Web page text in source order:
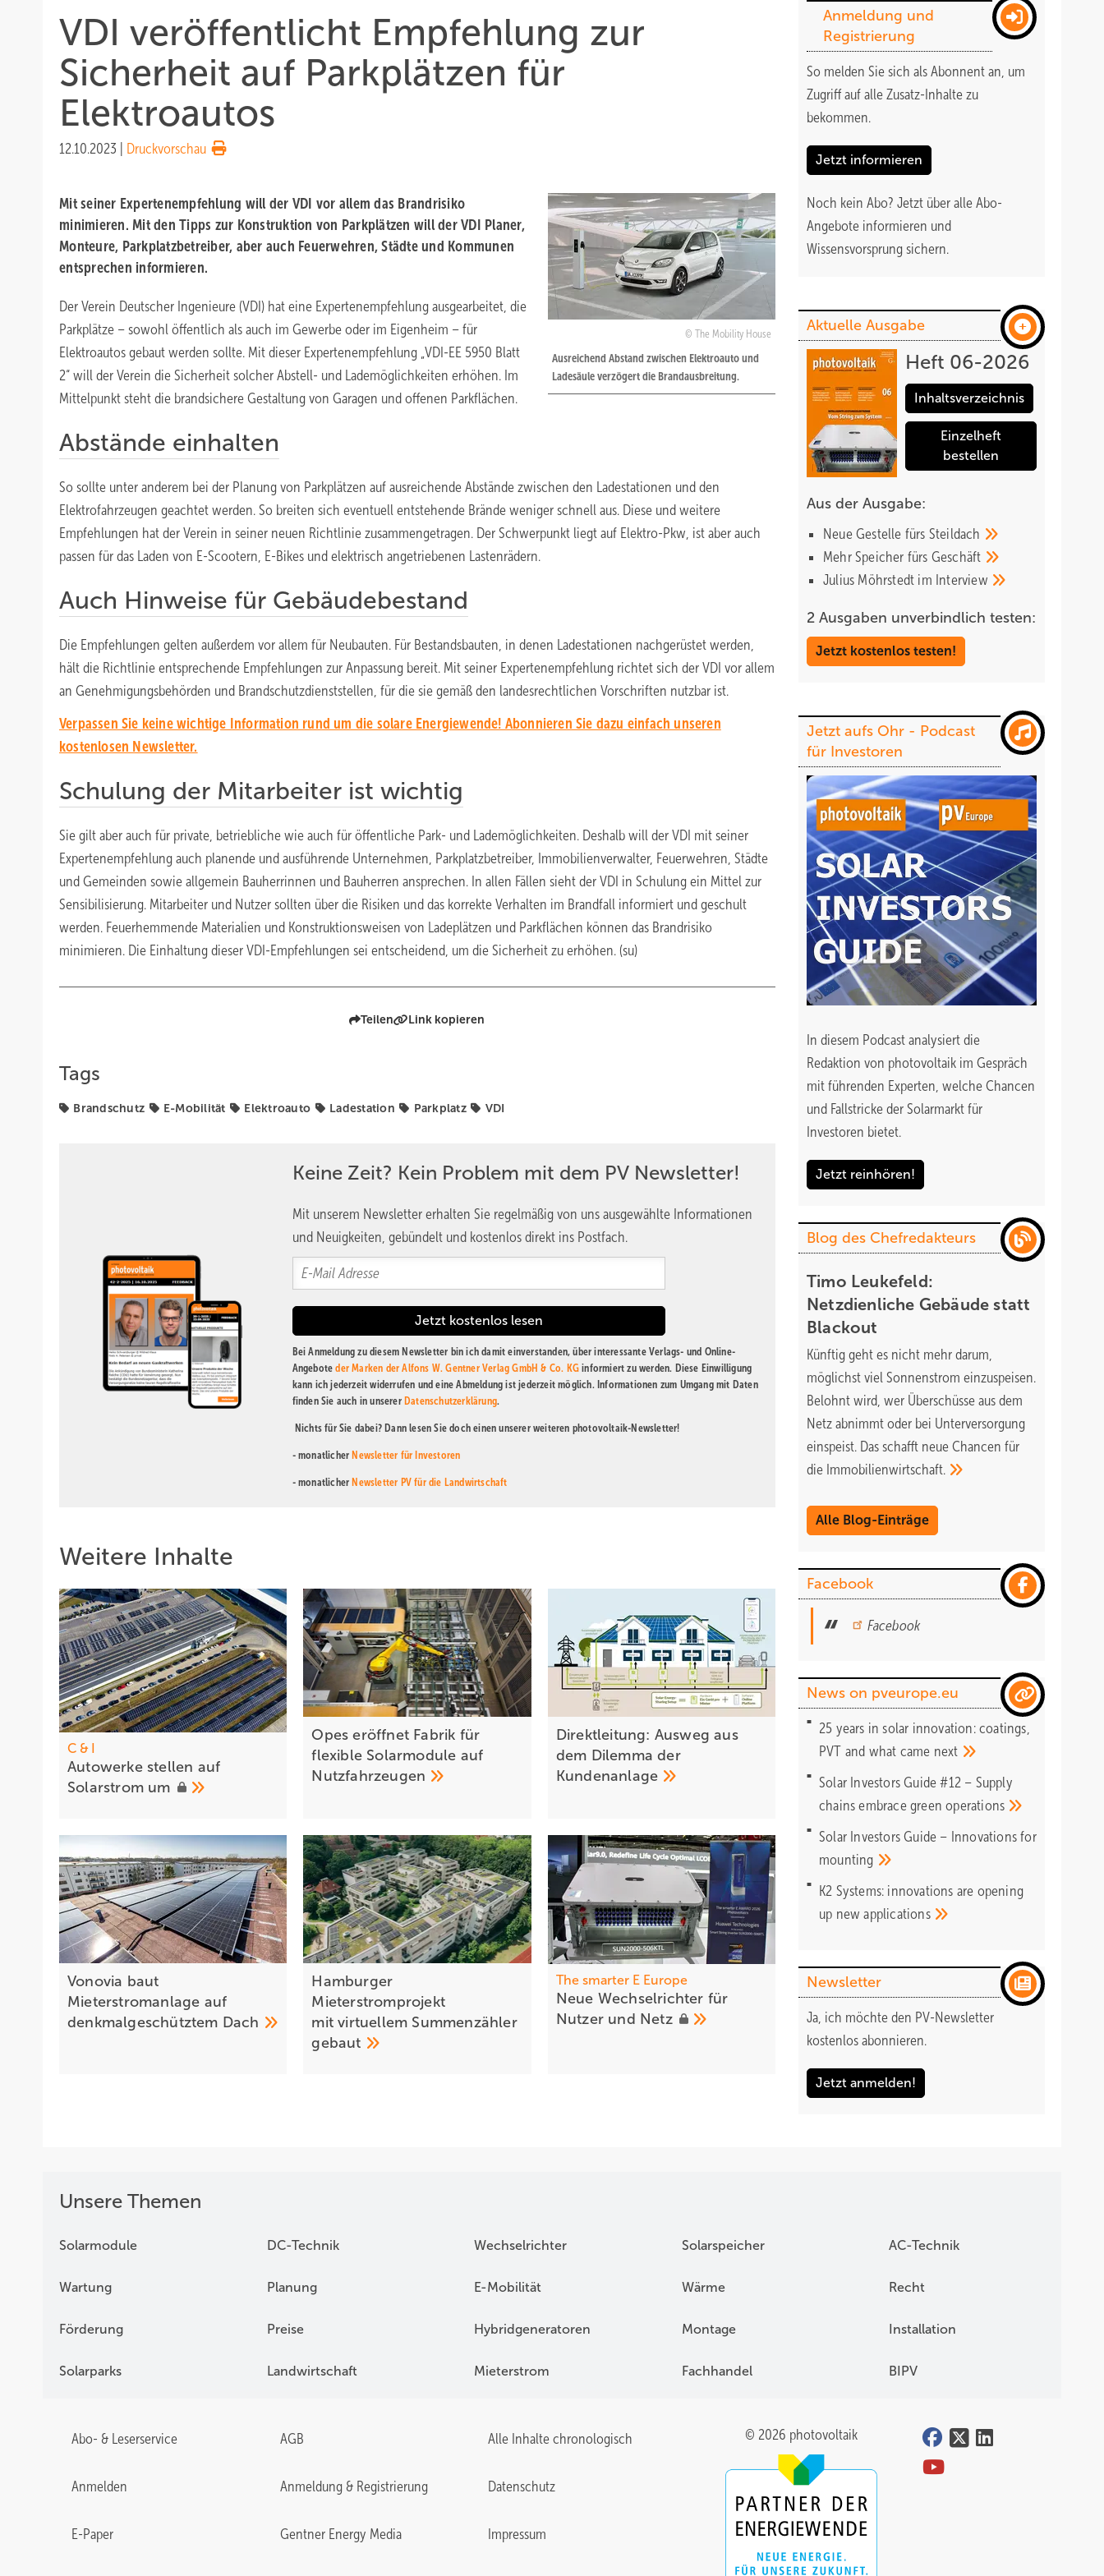
VDI veröffentlicht Empfehlung zur
Sicherheit auf Parkplätzen für
Elektroautos
12.10.2023 Druckvorschau
The Mobility House
Ausreichend Abstand zwischen Elektroauto und
Ladesäule verzögert die Brandausbreitung.
Mit seiner Expertenempfehlung will der VDI vor allem das Brandrisiko
minimieren. Mit den Tipps zur Konstruktion von Parkplätzen will der VDI Planer,
Monteure, Parkplatzbetreiber, aber auch Feuerwehren, Städte und Kommunen
entsprechen informieren.
Der Verein Deutscher Ingenieure (VDI) hat eine Expertenempfehlung ausgearbeitet, die
Parkplätze – sowohl öffentlich als auch im Gewerbe oder im Eigenheim – für
Elektroautos gebaut werden sollte. Mit dieser Expertenempfehlung „VDI-EE 5950 Blatt
2“ will der Verein die Sicherheit solcher Abstell- und Lademöglichkeiten erhöhen. Im
Mittelpunkt steht die brandsichere Gestaltung von Garagen und offenen Parkflächen.
Abstände einhalten
So sollte unter anderem bei der Planung von Parkplätzen auf ausreichende Abstände zwischen den Ladestationen und den
Elektrofahrzeugen geachtet werden. So breiten sich eventuell entstehende Brände weniger schnell aus. Diese und weitere
Empfehlungen hat der Verein in seiner neuen Richtlinie zusammengetragen. Der Schwerpunkt liegt auf Elektro-Pkw, ist aber auch
passen für das Laden von E-Scootern, E-Bikes und elektrisch angetriebenen Lastenrädern.
Auch Hinweise für Gebäudebestand
Die Empfehlungen gelten außerdem vor allem für Neubauten. Für Bestandsbauten, in denen Ladestationen nachgerüstet werden,
hält die Richtlinie entsprechende Empfehlungen zur Anpassung bereit. Mit seiner Expertenempfehlung richtet sich der VDI vor allem
an Genehmigungsbehörden und Brandschutzdienststellen, für die sie gemäß den landesrechtlichen Vorschriften nutzbar ist.
Verpassen Sie keine wichtige Information rund um die solare Energiewende! Abonnieren Sie dazu einfach unseren
kostenlosen Newsletter.
Schulung der Mitarbeiter ist wichtig
Sie gilt aber auch für private, betriebliche wie auch für öffentliche Park- und Lademöglichkeiten. Deshalb will der VDI mit seiner
Expertenempfehlung auch planende und ausführende Unternehmen, Parkplatzbetreiber, Immobilienverwalter, Feuerwehren, Städte
und Gemeinden sowie allgemein Bauherrinnen und Bauherren ansprechen. In allen Fällen sieht der VDI in Schulung ein Mittel zur
Sensibilisierung. Mitarbeiter und Nutzer sollten über die Risiken und das korrekte Verhalten im Brandfall informiert und geschult
werden. Feuerhemmende Materialien und Konstruktionsweisen von Ladeplätzen und Parkflächen können das Brandrisiko
minimieren. Die Einhaltung dieser VDI-Empfehlungen sei entscheidend, um die Sicherheit zu erhöhen. (su)
Teilen Link kopieren
Tags
Brandschutz E-Mobilität Elektroauto Ladestation Parkplatz VDI
Keine Zeit? Kein Problem mit dem PV Newsletter!
Mit unserem Newsletter erhalten Sie regelmäßig von uns ausgewählte Informationen
und Neuigkeiten, gebündelt und kostenlos direkt ins Postfach.
Bei Anmeldung zu diesem Newsletter bin ich damit einverstanden, über interessante Verlags- und Online-
Angeboteder Marken der Alfons W. Gentner Verlag GmbH & Co. KG informiert zu werden. Diese Einwilligung
kann ich jederzeit widerrufen und eine Abmeldung ist jederzeit möglich. Informationen zum Umgang mit Daten
finden Sie auch in unserer Datenschutzerklärung.
Nichts für Sie dabei? Dann lesen Sie doch einen unserer weiteren photovoltaik-Newsletter!
- monatlicher Newsletter für Investoren
- monatlicher Newsletter PV für die Landwirtschaft
Weitere Inhalte
C & I
Autowe rke stellen auf
Solarstrom um
Opes eröffnet Fabrik für
flexible Solarmodule auf
Nutzfahrzeugen
Direktleitung: Ausweg aus
dem Dilemma der
Kundenanlage
Vonovia baut
Mieterstromanlage auf
denkmalgeschütztem Dach
Hamburger
Mieterstromprojekt
mit virtuellem Summenzähler
gebaut
The smarter E Europe
Neue Wech selrichter für
Nutzer und Netz
Anmeldung und
Registrierung
So melden Sie sich als Abonnent an, um
Zugriff auf alle Zusatz-Inhalte zu
bekommen.
Jetzt informieren
Noch kein Abo? Jetzt über alle Abo-
Angebote informieren und
Wissensvorsprung sichern.
Aktuelle Ausgabe
Heft 06-2026
Inhaltsverzeichnis
Einzelheft
bestellen
Aus der Ausgabe:
Neue Gestelle fürs Steildach
Mehr Speicher fürs Geschäft
Julius Möhrstedt im Interview
2 Ausgaben unverbindlich testen:
Jetzt kostenlos testen!
Jetzt aufs Ohr - Podcast
für Investoren
In diesem Podcast analysiert die
Redaktion von photovoltaik im Gespräch
mit führenden Experten, welche Chancen
und Fallstricke der Solarmarkt für
Investoren bietet.
Jetzt reinhören!
Blog des Chefredakteurs
Timo Leukefeld:
Netzdienliche Gebäude statt
Blackout
Künftig geht es nicht mehr darum,
möglichst viel Sonnenstrom einzuspeisen.
Belohnt wird, wer Überschüsse aus dem
Netz abnimmt oder bei Unterversorgung
einspeist. Das schafft neue Chancen für
die Immobilienwirtschaft.
Alle Blog-Einträge
Facebook
Facebook
News on pveurope.eu
25 years in solar innovation: coatings,
PVT and what came next
Solar Investors Guide #12 – Supply
chains embrace greenoperations
Solar Investors Guide – Innovations for
mounting
K2 Systems: innovations are opening
up newapplications
Newsletter
Ja, ich möchte den PV-Newsletter
kostenlos abonnieren.
Jetzt anmelden!
Unsere Themen
Solarmodule DC-Technik Wechselrichter Solarspeicher AC-Technik
Wartung Planung E-Mobilität Wärme Recht
Förderung Preise Hybridgeneratoren Montage Installation
Solarparks Landwirtschaft Mieterstrom Fachhandel BIPV
Abo- & Leserservice AGB Alle Inhalte chronologisch
Anmelden Anmeldung & Registrierung Datenschutz
E-Paper Gentner Energy Media Impressum
© 2026 photovoltaik